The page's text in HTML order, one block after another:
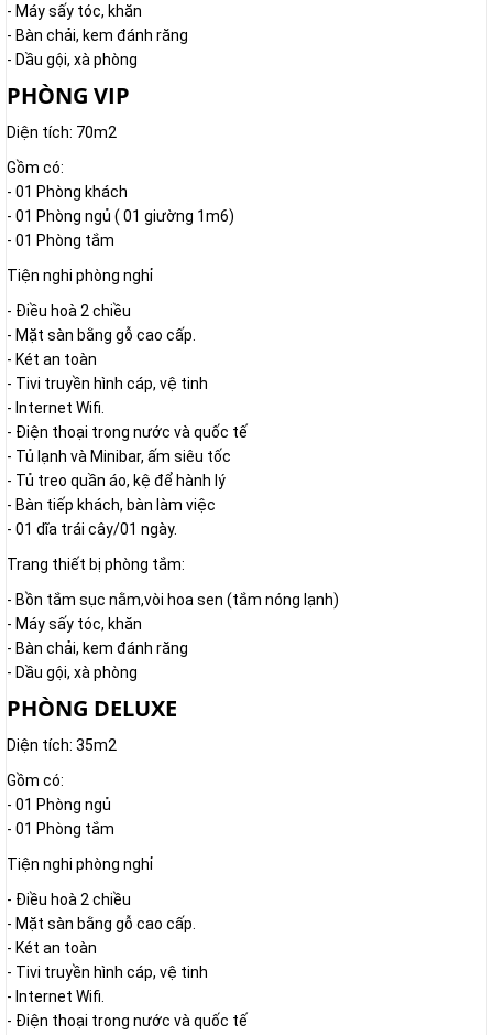
- Máy sấy tóc, khăn
- Bàn chải, kem đánh răng
- Dầu gội, xà phòng
PHÒNG VIP
Diện tích: 70m2
Gồm có:
- 01 Phòng khách
- 01 Phòng ngủ ( 01 giường 1m6)
- 01 Phòng tắm
Tiện nghi phòng nghỉ
- Điều hoà 2 chiều
- Mặt sàn bằng gỗ cao cấp.
- Két an toàn
- Tivi truyền hình cáp, vệ tinh
- Internet Wifi.
- Điện thoại trong nước và quốc tế
- Tủ lạnh và Minibar, ấm siêu tốc
- Tủ treo quần áo, kệ để hành lý
- Bàn tiếp khách, bàn làm việc
- 01 dĩa trái cây/01 ngày.
Trang thiết bị phòng tắm:
- Bồn tắm sục nằm,vòi hoa sen (tắm nóng lạnh)
- Máy sấy tóc, khăn
- Bàn chải, kem đánh răng
- Dầu gội, xà phòng
PHÒNG DELUXE
Diện tích: 35m2
Gồm có:
- 01 Phòng ngủ
- 01 Phòng tắm
Tiện nghi phòng nghỉ
- Điều hoà 2 chiều
- Mặt sàn bằng gỗ cao cấp.
- Két an toàn
- Tivi truyền hình cáp, vệ tinh
- Internet Wifi.
- Điện thoại trong nước và quốc tế